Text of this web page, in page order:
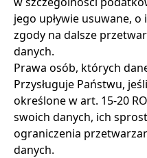
jego upływie usuwane,
zgody na dalsze
danych.
Prawa osób, których
Przysługuje Państwu,
określone w art. 15-20
swoich danych, ich
ograniczenia
danych.